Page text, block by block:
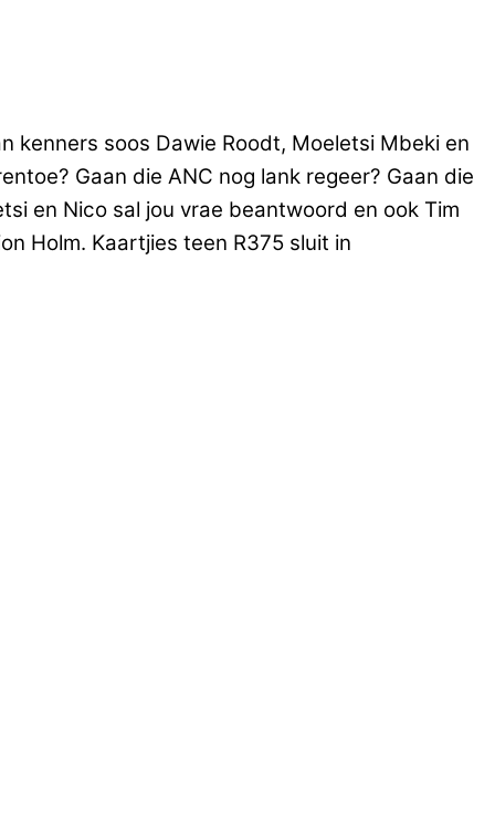
kenners soos Dawie Roodt, Moeletsi Mbeki en
Gaan die ANC nog lank regeer? Gaan die
en Nico sal jou vrae beantwoord en ook Tim
Holm. Kaartjies teen R375 sluit in